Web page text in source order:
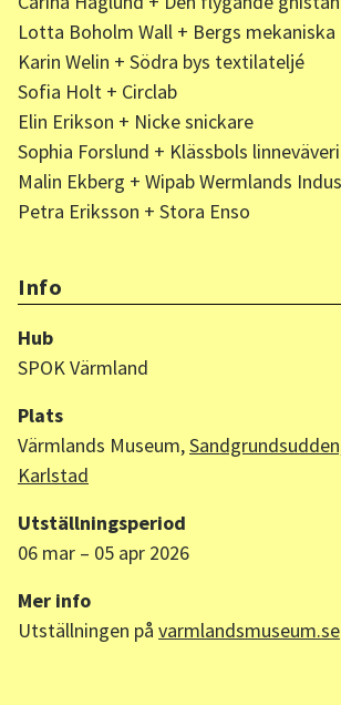
Lotta Boholm Wall + Bergs mekaniska
Karin Welin + Södra bys textilateljé
Sofia Holt + Circlab
Elin Erikson + Nicke snickare
Sophia Forslund + Klässbols linneväveri
Malin Ekberg + Wipab Wermlands
Petra Eriksson + Stora Enso
Info
Hub
SPOK Värmland
Plats
Värmlands Museum,
Karlstad
Utställningsperiod
06 mar – 05 apr 2026
Mer info
Utställningen på varmlandsmuseum.se